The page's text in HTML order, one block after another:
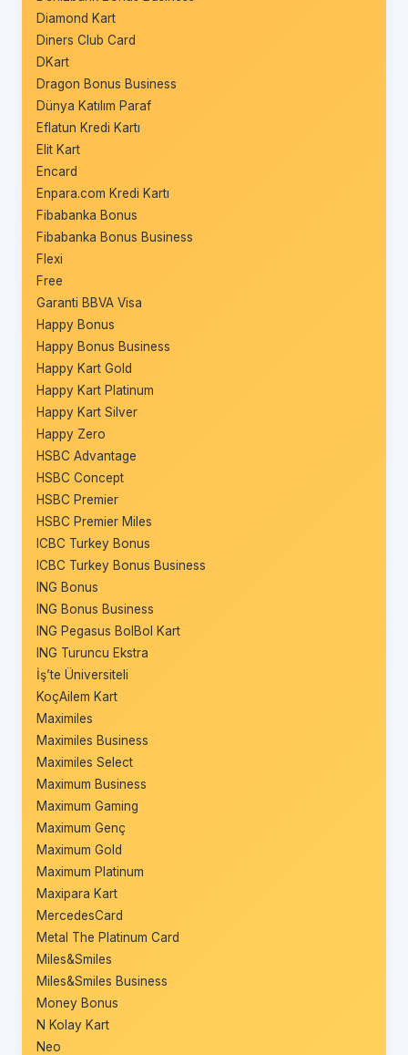
Diamond Kart
Diners Club Card
DKart
Dragon Bonus Business
Dünya Katılım Paraf
Eflatun Kredi Kartı
Elit Kart
Encard
Enpara.com Kredi Kartı
Fibabanka Bonus
Fibabanka Bonus Business
Flexi
Free
Garanti BBVA Visa
Happy Bonus
Happy Bonus Business
Happy Kart Gold
Happy Kart Platinum
Happy Kart Silver
Happy Zero
HSBC Advantage
HSBC Concept
HSBC Premier
HSBC Premier Miles
ICBC Turkey Bonus
ICBC Turkey Bonus Business
ING Bonus
ING Bonus Business
ING Pegasus BolBol Kart
ING Turuncu Ekstra
İş’te Üniversiteli
KoçAilem Kart
Maximiles
Maximiles Business
Maximiles Select
Maximum Business
Maximum Gaming
Maximum Genç
Maximum Gold
Maximum Platinum
Maxipara Kart
MercedesCard
Metal The Platinum Card
Miles&Smiles
Miles&Smiles Business
Money Bonus
N Kolay Kart
Neo